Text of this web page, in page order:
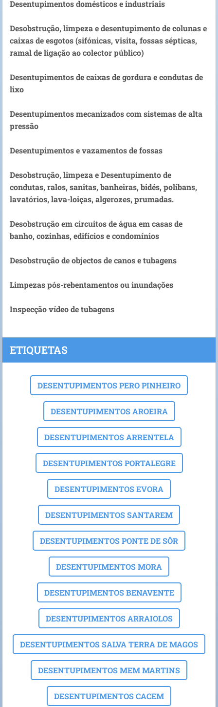
Desentupimentos domésticos e industriais
Desobstrução, limpeza e desentupimento de colunas e
caixas de esgotos (sifónicas, visita, fossas sépticas,
ramal de ligação ao colector público)
Desentupimentos de caixas de gordura e condutas de
lixo
Desentupimentos mecanizados com sistemas de alta
pressão
Desentupimentos e vazamentos de fossas
Desobstrução, limpeza e Desentupimento de
condutas, ralos, sanitas, banheiras, bidés, polibans,
lavatórios, lava-loiças, algerozes, prumadas.
Desobstrução em circuitos de água em casas de
banho, cozinhas, edifícios e condomínios
Desobstrução de objectos de canos e tubagens
Limpezas pós-rebentamentos ou inundações
Inspecção vídeo de tubagens
ETIQUETAS
DESENTUPIMENTOS PERO PINHEIRO
DESENTUPIMENTOS AROEIRA
DESENTUPIMENTOS ARRENTELA
DESENTUPIMENTOS PORTALEGRE
DESENTUPIMENTOS EVORA
DESENTUPIMENTOS SANTAREM
DESENTUPIMENTOS PONTE DE SÔR
DESENTUPIMENTOS MORA
DESENTUPIMENTOS BENAVENTE
DESENTUPIMENTOS ARRAIOLOS
DESENTUPIMENTOS SALVA TERRA DE MAGOS
DESENTUPIMENTOS MEM MARTINS
DESENTUPIMENTOS CACEM